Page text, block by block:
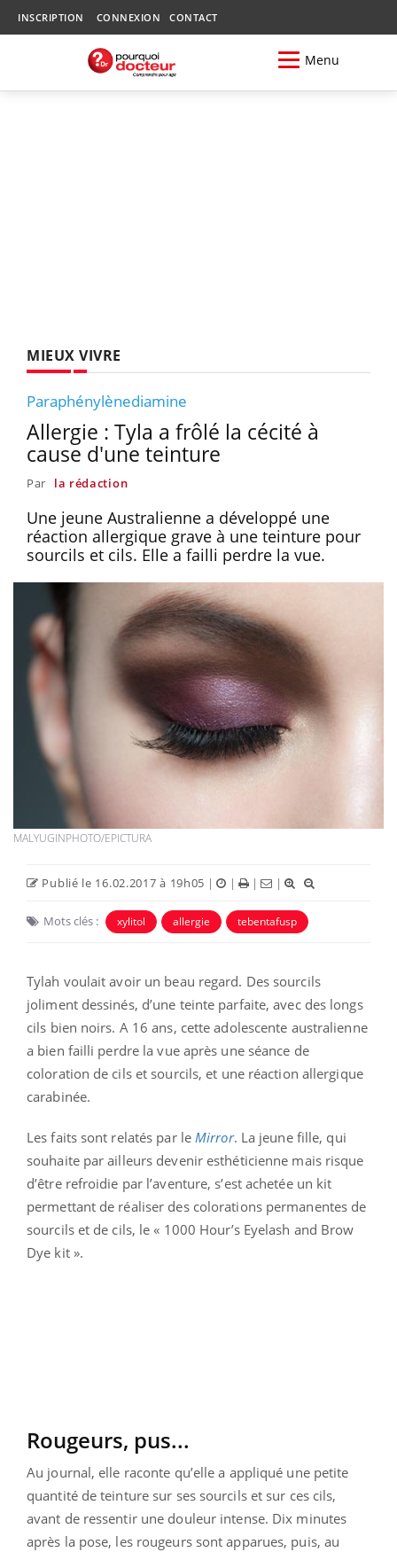
INSCRIPTION CONNEXION CONTACT
Menu
MIEUX VIVRE
Paraphénylènediamine
Allergie : Tyla a frôlé la cécité à
cause d'une teinture
Par la rédaction
Une jeune Australienne a développé une
réaction allergique grave à une teinture pour
sourcils et cils. Elle a failli perdre la vue.
MALYUGINPHOTO/EPICTURA
Publié le 16.02.2017 à 19h05 | | | |
Mots clés : xylitol allergie tebentafusp
Tylah voulait avoir un beau regard. Des sourcils
joliment dessinés, d’une teinte parfaite, avec des longs
cils bien noirs. A 16 ans, cette adolescente australienne
a bien failli perdre la vue après une séance de
coloration de cils et sourcils, et une réaction allergique
carabinée.
Les faits sont relatés par le Mirror. La jeune fille, qui
souhaite par ailleurs devenir esthéticienne mais risque
d’être refroidie par l’aventure, s’est achetée un kit
permettant de réaliser des colorations permanentes de
sourcils et de cils, le « 1000 Hour’s Eyelash and Brow
Dye kit ».
Rougeurs, pus...
Au journal, elle raconte qu’elle a appliqué une petite
quantité de teinture sur ses sourcils et sur ces cils,
avant de ressentir une douleur intense. Dix minutes
après la pose, les rougeurs sont apparues, puis, au